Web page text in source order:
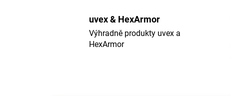
uvex & HexArmor
Výhradně produkty uvex a
HexArmor